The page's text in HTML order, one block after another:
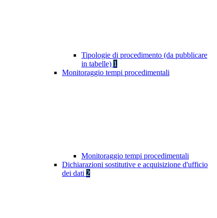
Tipologie di procedimento (da pubblicare
in tabelle) 1
Monitoraggio tempi procedimentali
Monitoraggio tempi procedimentali
Dichiarazioni sostitutive e acquisizione d'ufficio
dei dati 2